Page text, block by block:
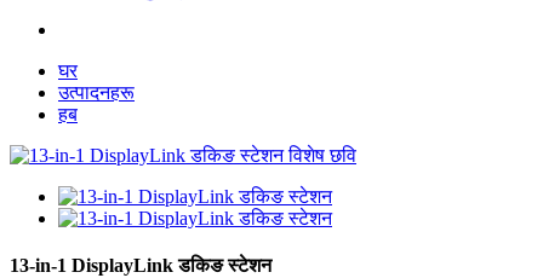
घर
उत्पादनहरू
हब
13-in-1 DisplayLink डकिङ स्टेशन